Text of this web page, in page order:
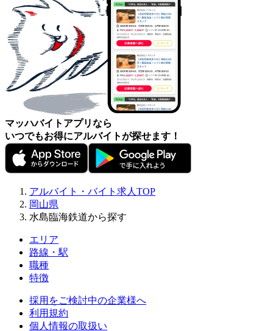
マッハバイトアプリなら
いつでもお得にアルバイトが探せます！
アルバイト・バイト求人TOP
岡山県
水島臨海鉄道から探す
エリア
路線・駅
職種
特徴
採用をご検討中の企業様へ
利用規約
個人情報の取扱い